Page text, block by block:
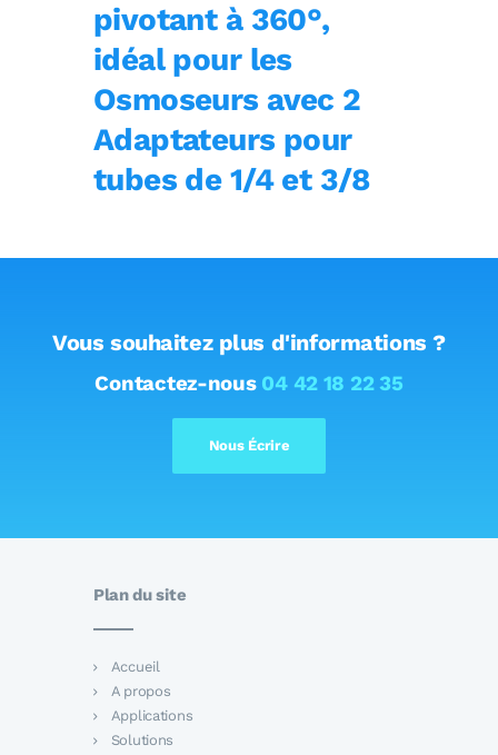
pivotant à 360°,
idéal pour les
Osmoseurs avec 2
Adaptateurs pour
tubes de 1/4 et 3/8
Vous souhaitez plus d'informations ?
Contactez-nous 04 42 18 22 35
Nous Écrire
Plan du site
Accueil
A propos
Applications
Solutions